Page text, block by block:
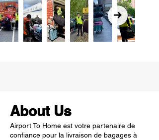
About Us
Airport To Home est votre partenaire de
confiance pour la livraison de bagages à